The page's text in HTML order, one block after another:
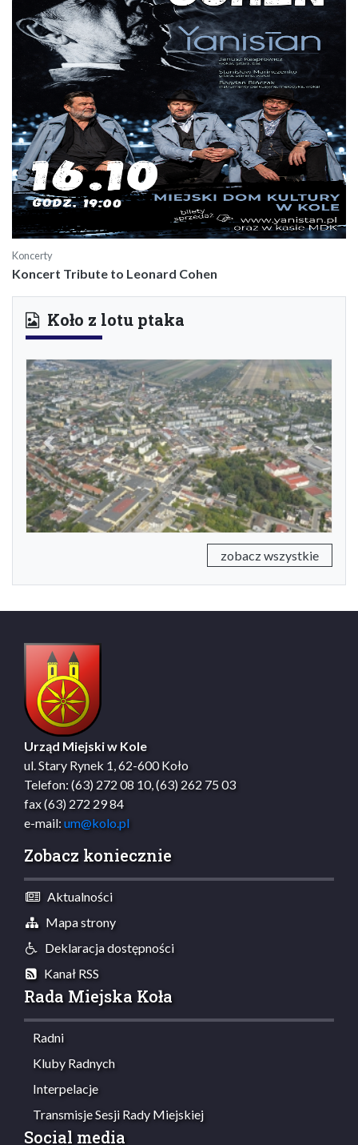
Koncerty
Koncert Tribute to Leonard Cohen
Koło z lotu ptaka
Previous Next
zobacz wszystkie
Urząd Miejski w Kole
ul. Stary Rynek 1, 62-600 Koło
Telefon: (63) 272 08 10, (63) 262 75 03
fax (63) 272 29 84
e-mail: um@kolo.pl
Zobacz koniecznie
Aktualności
Mapa strony
Deklaracja dostępności
Kanał RSS
Rada Miejska Koła
Radni
Kluby Radnych
Interpelacje
Transmisje Sesji Rady Miejskiej
Social media